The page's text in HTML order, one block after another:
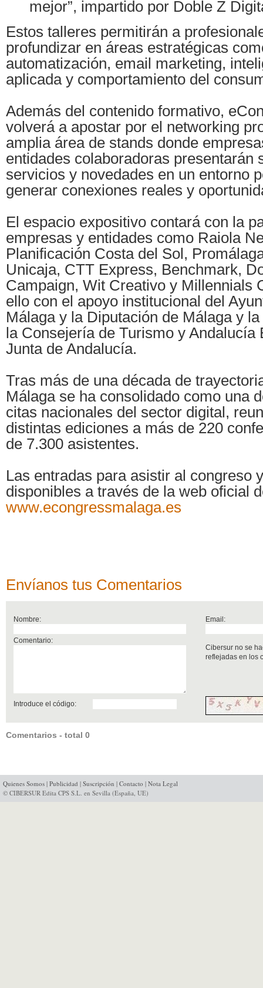
mejor”, impartido por Doble Z
Estos talleres permitirán a
profundizar en áreas estratégicas
automatización, email marketing,
aplicada y comportamiento del
Además del contenido formativo,
volverá a apostar por el networking
amplia área de stands donde
entidades colaboradoras presentarán
servicios y novedades en un entorno
generar conexiones reales y
El espacio expositivo contará con la
empresas y entidades como Raiola
Planificación Costa del Sol,
Unicaja, CTT Express, Benchmark,
Campaign, Wit Creativo y Millennials
ello con el apoyo institucional del
Málaga y la Diputación de Málaga y
la Consejería de Turismo y Andalucía
Junta de Andalucía.
Tras más de una década de
Málaga se ha consolidado como una
citas nacionales del sector digital,
distintas ediciones a más de 220
de 7.300 asistentes.
Las entradas para asistir al congreso
disponibles a través de la web oficial
www.econgressmalaga.es
Envíanos tus Comentarios
Nombre: Email:
Comentario:
Cibersur no se
reflejadas en los
Introduce el código:
Comentarios - total 0
Quienes Somos | Publicidad | Suscripción | Contacto | Nota Legal
© CIBERSUR Edita CPS S.L. en Sevilla (España, UE)